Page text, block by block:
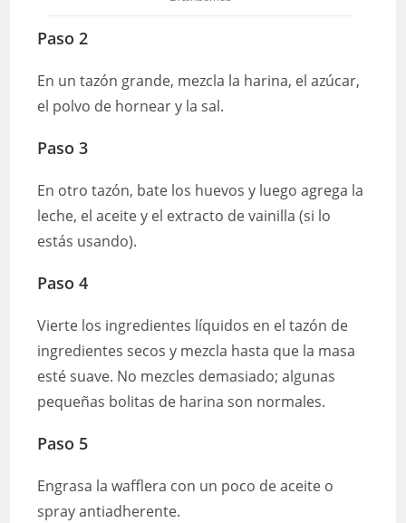
Paso 2
En un tazón grande, mezcla la harina, el azúcar,
el polvo de hornear y la sal.
Paso 3
En otro tazón, bate los huevos y luego agrega la
leche, el aceite y el extracto de vainilla (si lo
estás usando).
Paso 4
Vierte los ingredientes líquidos en el tazón de
ingredientes secos y mezcla hasta que la masa
esté suave. No mezcles demasiado; algunas
pequeñas bolitas de harina son normales.
Paso 5
Engrasa la wafflera con un poco de aceite o
spray antiadherente.